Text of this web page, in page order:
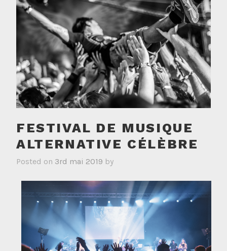
FESTIVAL DE MUSIQUE
ALTERNATIVE CÉLÈBRE
Posted on 3rd mai 2019 by